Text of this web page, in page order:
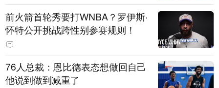
前火箭首轮秀要打WNBA？罗伊斯·
怀特公开挑战跨性别参赛规则！
76人总裁：恩比德表态想做回自己
他说到做到减重了